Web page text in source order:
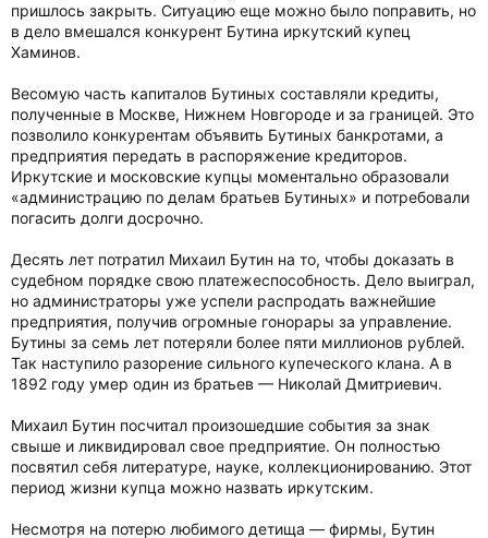
пришлось закрыть. Ситуацию еще можно было поправить, но
в дело вмешался конкурент Бутина иркутский купец
Хаминов.
Весомую часть капиталов Бутиных составляли кредиты,
полученные в Москве, Нижнем Новгороде и за границей. Это
позволило конкурентам объявить Бутиных банкротами, а
предприятия передать в распоряжение кредиторов.
Иркутские и московские купцы моментально образовали
«администрацию по делам братьев Бутиных» и потребовали
погасить долги досрочно.
Десять лет потратил Михаил Бутин на то, чтобы доказать в
судебном порядке свою платежеспособность. Дело выиграл,
но администраторы уже успели распродать важнейшие
предприятия, получив огромные гонорары за управление.
Бутины за семь лет потеряли более пяти миллионов рублей.
Так наступило разорение сильного купеческого клана. А в
1892 году умер один из братьев — Николай Дмитриевич.
Михаил Бутин посчитал произошедшие события за знак
свыше и ликвидировал свое предприятие. Он полностью
посвятил себя литературе, науке, коллекционированию. Этот
период жизни купца можно назвать иркутским.
Несмотря на потерю любимого детища — фирмы, Бутин